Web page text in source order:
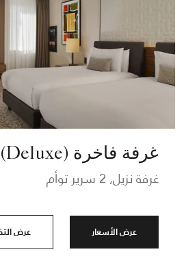
غرفة فاخرة (Deluxe)
غرفة نزيل, 2 سرير توأم
عرض الأسعار عرض